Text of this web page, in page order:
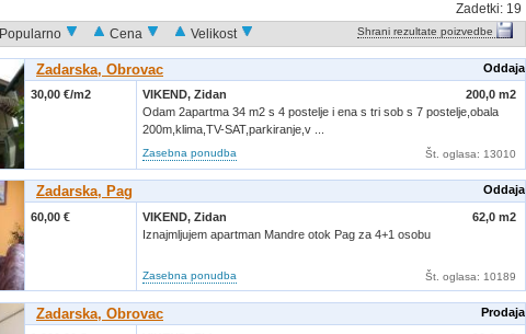
Zadetki: 19
Popularno Cena Velikost Shrani rezultate poizvedbe
Zadarska, Obrovac Oddaja
30,00 €/m2 200,0 m2
VIKEND,Zidan
Odam 2apartma 34 m2 s 4 postelje i ena s tri sob s 7 postelje,obala
200m,klima,TV-SAT,parkiranje,v ...
Zasebna ponudba Št. oglasa: 13010
Zadarska, Pag Oddaja
60,00 € 62,0 m2
VIKEND,Zidan
Iznajmljujem apartman Mandre otok Pag za 4+1 osobu
Zasebna ponudba Št. oglasa: 10189
Zadarska, Obrovac Prodaja